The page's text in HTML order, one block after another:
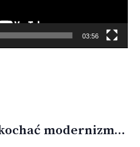
03:56
modernizm…